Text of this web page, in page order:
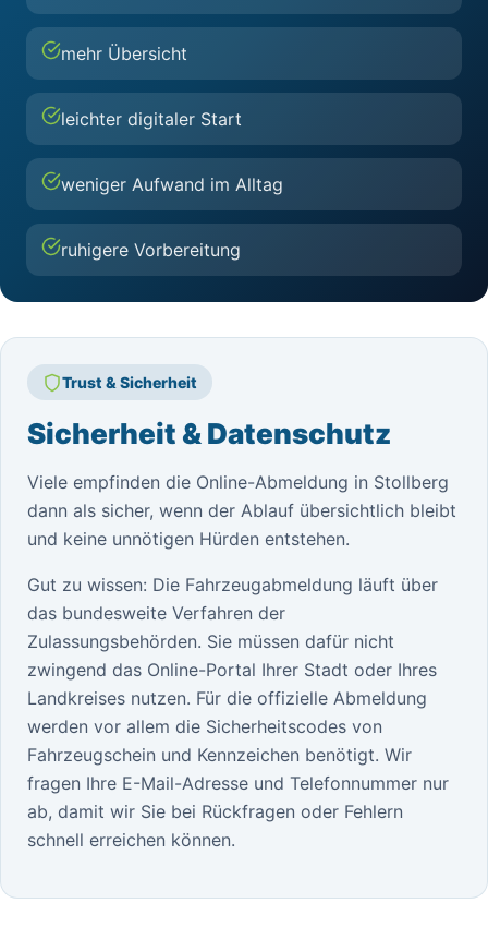
mehr Übersicht
leichter digitaler Start
weniger Aufwand im Alltag
ruhigere Vorbereitung
Trust & Sicherheit
Sicherheit & Datenschutz
Viele empfinden die Online-Abmeldung in Stollberg
dann als sicher, wenn der Ablauf übersichtlich bleibt
und keine unnötigen Hürden entstehen.
Gut zu wissen: Die Fahrzeugabmeldung läuft über
das bundesweite Verfahren der
Zulassungsbehörden. Sie müssen dafür nicht
zwingend das Online-Portal Ihrer Stadt oder Ihres
Landkreises nutzen. Für die offizielle Abmeldung
werden vor allem die Sicherheitscodes von
Fahrzeugschein und Kennzeichen benötigt. Wir
fragen Ihre E-Mail-Adresse und Telefonnummer nur
ab, damit wir Sie bei Rückfragen oder Fehlern
schnell erreichen können.